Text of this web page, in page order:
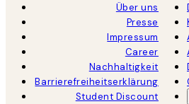
Über uns
Presse
Impressum
Career
Nachhaltigkeit
Barrierefreiheitserklärung
Student Discount